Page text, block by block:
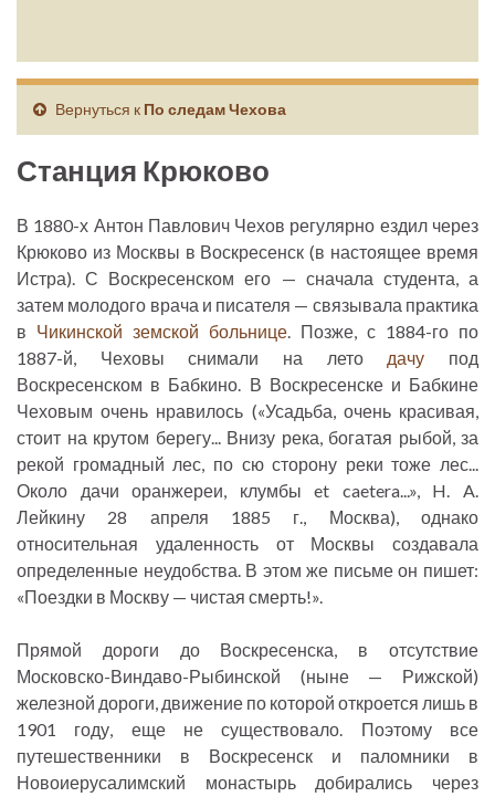
Вернуться к По следам Чехова
Станция Крюково
В 1880-х Антон Павлович Чехов регулярно ездил через
Крюково из Москвы в Воскресенск (в настоящее время
Истра). С Воскресенском его — сначала студента, а
затем молодого врача и писателя — связывала практика
в Чикинской земской больнице. Позже, с 1884-го по
1887-й, Чеховы снимали на лето дачу под
Воскресенском в Бабкино. В Воскресенске и Бабкине
Чеховым очень нравилось («Усадьба, очень красивая,
стоит на крутом берегу... Внизу река, богатая рыбой, за
рекой громадный лес, по сю сторону реки тоже лес...
Около дачи оранжереи, клумбы et caetera...», H. A.
Лейкину 28 апреля 1885 г., Москва), однако
относительная удаленность от Москвы создавала
определенные неудобства. В этом же письме он пишет:
«Поездки в Москву — чистая смерть!».
Прямой дороги до Воскресенска, в отсутствие
Московско-Виндаво-Рыбинской (ныне — Рижской)
железной дороги, движение по которой откроется лишь в
1901 году, еще не существовало. Поэтому все
путешественники в Воскресенск и паломники в
Новоиерусалимский монастырь добирались через